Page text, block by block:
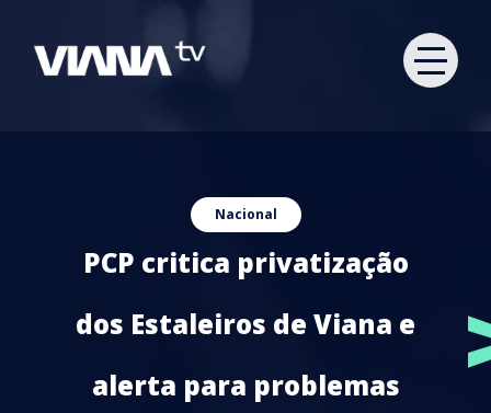
Nacional
PCP critica privatização
dos Estaleiros de Viana e
alerta para problemas